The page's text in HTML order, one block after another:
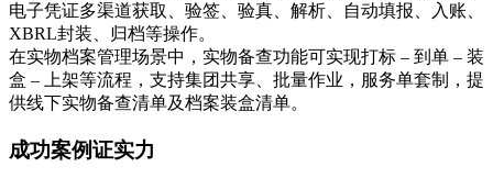
电子凭证多渠道获取、验签、验真、解析、自动填报、入账、
XBRL封装、归档等操作。
在实物档案管理场景中，实物备查功能可实现打标 – 到单 – 装
盒 – 上架等流程，支持集团共享、批量作业，服务单套制，提
供线下实物备查清单及档案装盒清单。
成功案例证实力